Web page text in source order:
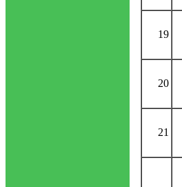
19
20
21